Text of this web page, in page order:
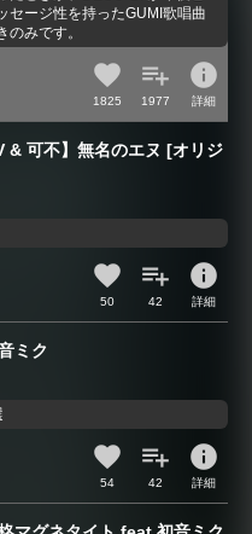
セージ性を持ったGUMI歌唱曲
のみです。
1825 1977
info
詳細
& 可不】無名のエヌ [オリジ
50 42
info
詳細
ミク
54 42
info
詳細